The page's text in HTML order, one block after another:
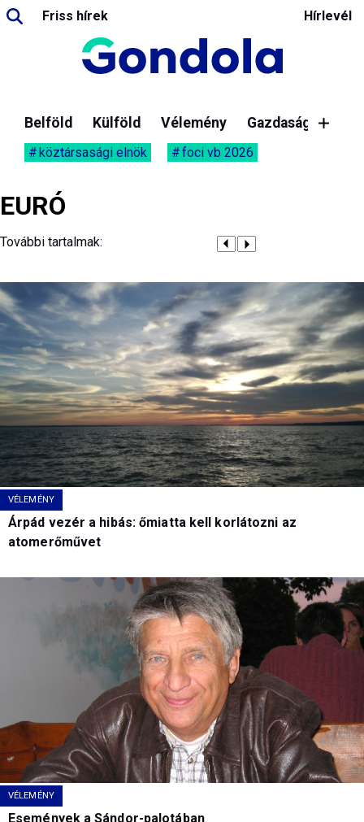
Friss hírek Hírlevél
Belföld Külföld Vélemény Gazdaság
köztársasági elnök foci vb 2026
EURÓ
További tartalmak:
VÉLEMÉNY
Árpád vezér a hibás: őmiatta kell korlátozni az
atomerőművet
VÉLEMÉNY
Események a Sándor-palotában